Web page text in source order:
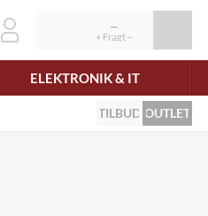
ELEKTRONIK & IT
TILBUD OUTLET